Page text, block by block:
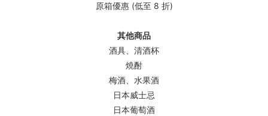
原箱優惠 (低至 8 折)
其他商品
酒具、清酒杯
燒酎
梅酒、水果酒
日本威士忌
日本葡萄酒